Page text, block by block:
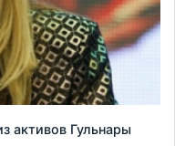
активов Гульнары